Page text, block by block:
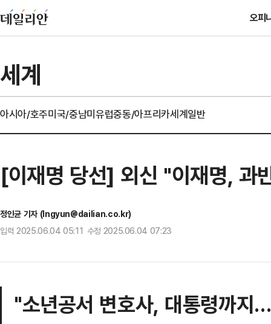
오피
세계
아시아/호주미국/중남미유럽중동/아프리카세계일반
[이재명 당선] 외신 "이재명, 과
정인균 기자 (Ingyun@dailian.co.kr)
입력 2025.06.04 05:11 수정 2025.06.04 07:23
"소년공서 변호사, 대통령까지